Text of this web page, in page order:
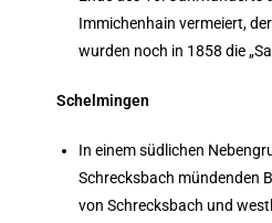
Immichenhain vermeiert,
wurden noch in 1858 die
Schelmingen
In einem südlichen
Schrecksbach mündenden
von Schrecksbach und